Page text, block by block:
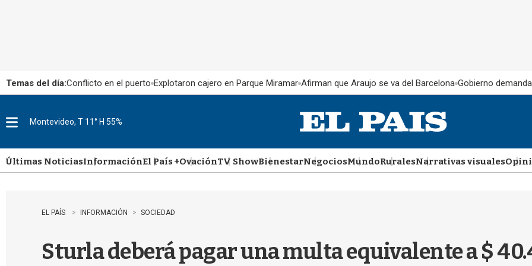
Temas del día:Conflicto en el puerto Explotaron cajero en Parque Miramar Afirman que Araujo se va del Barcelona Gobierno
u
Montevideo, T 11° H 55%
Últimas NoticiasInformaciónEl País +OvaciónTV ShowBienestarNegociosMundoRuralesNarrativas visuales
EL PAÍS INFORMACIÓN SOCIEDAD
Sturla deberá pagar una multa equivalente a $